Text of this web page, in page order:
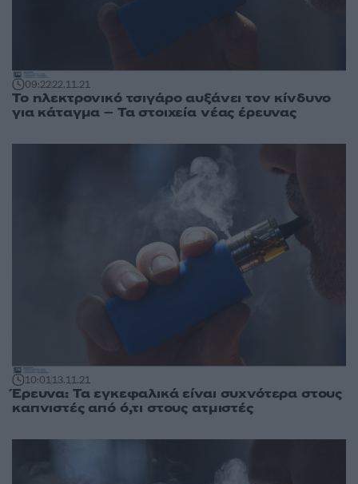
09:2222.11.21
Το ηλεκτρονικό τσιγάρο αυξάνει τον κίνδυνο
για κάταγμα – Τα στοιχεία νέας έρευνας
10:0113.11.21
Έρευνα: Τα εγκεφαλικά είναι συχνότερα στους
καπνιστές από ό,τι στους ατμιστές